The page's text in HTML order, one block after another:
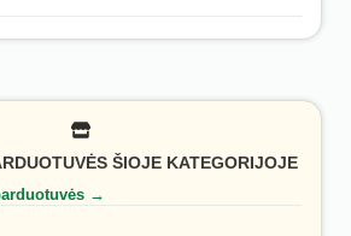
ŠIOJE KATEGORIJOJE
→